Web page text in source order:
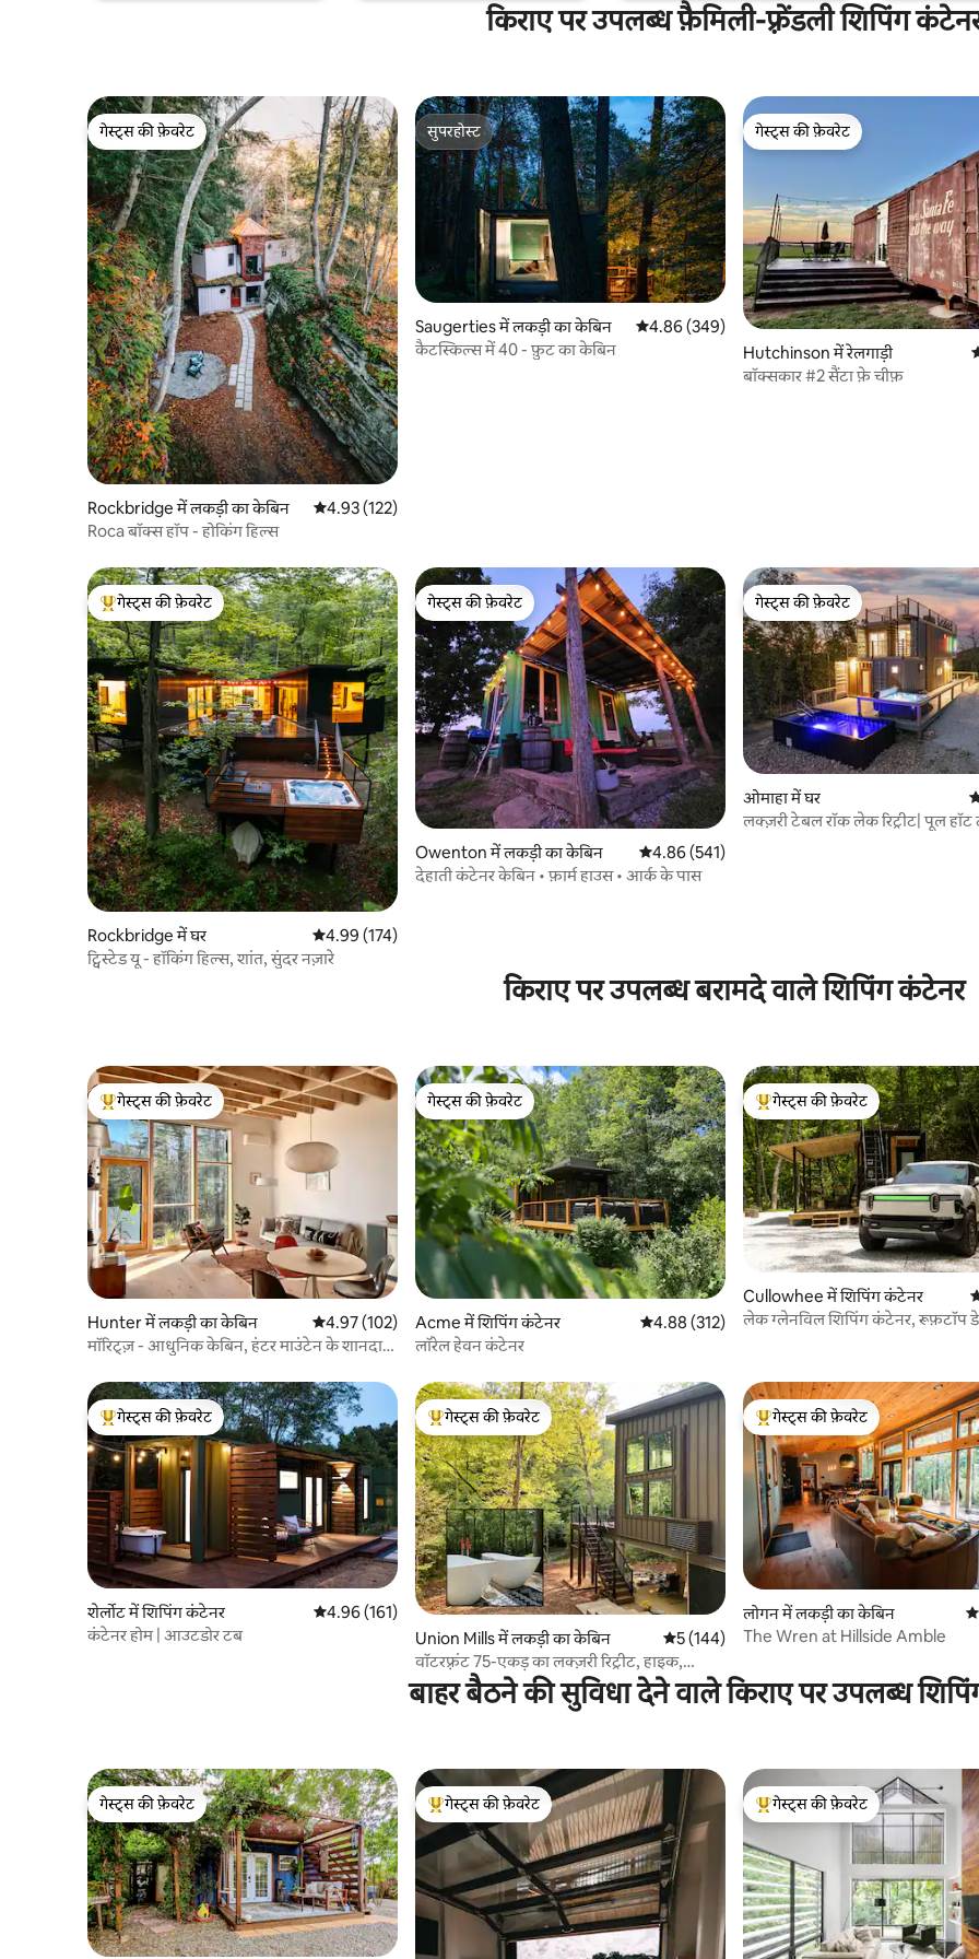
किराए पर उपलब्ध फ़ैमिली-फ़्रेंडली शिपिंग
गेस्ट्स की फ़ेवरेट
गेस्ट्स की फ़ेवरेट
Rockbridge में लकड़ी का केबिन औसत रेटिंग 5 में से 4.93, 122 समीक्षाएँ
4.93 (122)
Roca बॉक्स हॉप - होकिंग हिल्स
सुपरहोस्ट
सुपरहोस्ट
Saugerties में लकड़ी का केबिन औसत रेटिंग 5 में से 4.86, 349 समीक्षाएँ
4.86 (349)
कैटस्किल्स में 40 - फ़ुट का केबिन
गेस्ट्स की फ़ेवरेट
गेस्ट्स की फ़ेवरेट
Hutchinson में रेलगाड़ी
बॉक्सकार #2 सैंटा फ़े चीफ़
गेस्ट्स का टॉप फ़ेवरेट
गेस्ट्स की फ़ेवरेट
Rockbridge में घर औसत रेटिंग 5 में से 4.99, 174 समीक्षाएँ
4.99 (174)
ट्विस्टेड यू - हॉकिंग हिल्स, शांत, सुंदर नज़ारे
गेस्ट्स की फ़ेवरेट
गेस्ट्स की फ़ेवरेट
Owenton में लकड़ी का केबिन औसत रेटिंग 5 में से 4.86, 541 समीक्षाएँ
4.86 (541)
देहाती कंटेनर केबिन • फ़ार्म हाउस • आर्क के पास
गेस्ट्स की फ़ेवरेट
गेस्ट्स की फ़ेवरेट
ओमाहा में घर
लक्ज़री टेबल रॉक लेक रिट्रीट| पूल हॉट
किराए पर उपलब्ध बरामदे वाले शिपिंग कंटेनर
गेस्ट्स का टॉप फ़ेवरेट
गेस्ट्स की फ़ेवरेट
Hunter में लकड़ी का केबिन औसत रेटिंग 5 में से 4.97, 102 समीक्षाएँ
4.97 (102)
मॉरिट्ज़ - आधुनिक केबिन, हंटर माउंटेन के शानदार
गेस्ट्स की फ़ेवरेट
गेस्ट्स की फ़ेवरेट
Acme में शिपिंग कंटेनर औसत रेटिंग 5 में से 4.88, 312 समीक्षाएँ
4.88 (312)
लॉरेल हेवन कंटेनर
गेस्ट्स का टॉप फ़ेवरेट
गेस्ट्स की फ़ेवरेट
Cullowhee में शिपिंग कंटेनर
लेक ग्लेनविल शिपिंग कंटेनर, रूफ़टॉप
गेस्ट्स का टॉप फ़ेवरेट
गेस्ट्स की फ़ेवरेट
शेर्लोट में शिपिंग कंटेनर औसत रेटिंग 5 में से 4.96, 161 समीक्षाएँ
4.96 (161)
कंटेनर होम | आउटडोर टब
गेस्ट्स का टॉप फ़ेवरेट
गेस्ट्स की फ़ेवरेट
Union Mills में लकड़ी का केबिन औसत रेटिंग 5 में से 5, 144 समीक्षाएँ
5 (144)
वॉटरफ़्रंट 75-एकड़ का लक्ज़री रिट्रीट, हाइक,
कायाक
गेस्ट्स का टॉप फ़ेवरेट
गेस्ट्स की फ़ेवरेट
लोगन में लकड़ी का केबिन
The Wren at Hillside Amble
बाहर बैठने की सुविधा देने वाले किराए पर उपलब्ध
गेस्ट्स की फ़ेवरेट
गेस्ट्स की फ़ेवरेट
गेस्ट्स का टॉप फ़ेवरेट
गेस्ट्स की फ़ेवरेट
गेस्ट्स का टॉप फ़ेवरेट
गेस्ट्स की फ़ेवरेट